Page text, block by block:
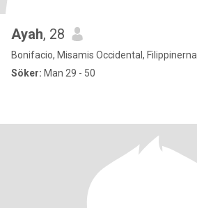
Ayah, 28
Bonifacio, Misamis Occidental, Filippinerna
Söker: Man 29 - 50